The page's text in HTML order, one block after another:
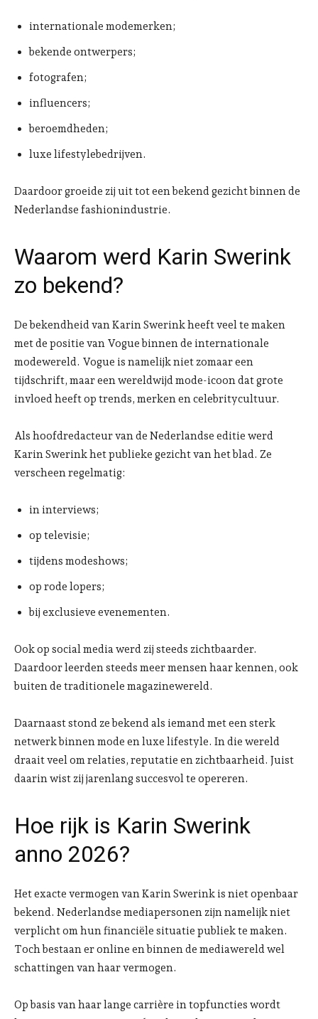
internationale modemerken;
bekende ontwerpers;
fotografen;
influencers;
beroemdheden;
luxe lifestylebedrijven.
Daardoor groeide zij uit tot een bekend gezicht binnen de
Nederlandse fashionindustrie.
Waarom werd Karin Swerink
zo bekend?
De bekendheid van Karin Swerink heeft veel te maken
met de positie van Vogue binnen de internationale
modewereld. Vogue is namelijk niet zomaar een
tijdschrift, maar een wereldwijd mode-icoon dat grote
invloed heeft op trends, merken en celebritycultuur.
Als hoofdredacteur van de Nederlandse editie werd
Karin Swerink het publieke gezicht van het blad. Ze
verscheen regelmatig:
in interviews;
op televisie;
tijdens modeshows;
op rode lopers;
bij exclusieve evenementen.
Ook op social media werd zij steeds zichtbaarder.
Daardoor leerden steeds meer mensen haar kennen, ook
buiten de traditionele magazinewereld.
Daarnaast stond ze bekend als iemand met een sterk
netwerk binnen mode en luxe lifestyle. In die wereld
draait veel om relaties, reputatie en zichtbaarheid. Juist
daarin wist zij jarenlang succesvol te opereren.
Hoe rijk is Karin Swerink
anno 2026?
Het exacte vermogen van Karin Swerink is niet openbaar
bekend. Nederlandse mediapersonen zijn namelijk niet
verplicht om hun financiële situatie publiek te maken.
Toch bestaan er online en binnen de mediawereld wel
schattingen van haar vermogen.
Op basis van haar lange carrière in topfuncties wordt